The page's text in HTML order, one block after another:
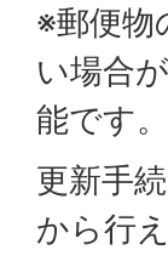
※郵便物
い場合
能です。
更新手
から行